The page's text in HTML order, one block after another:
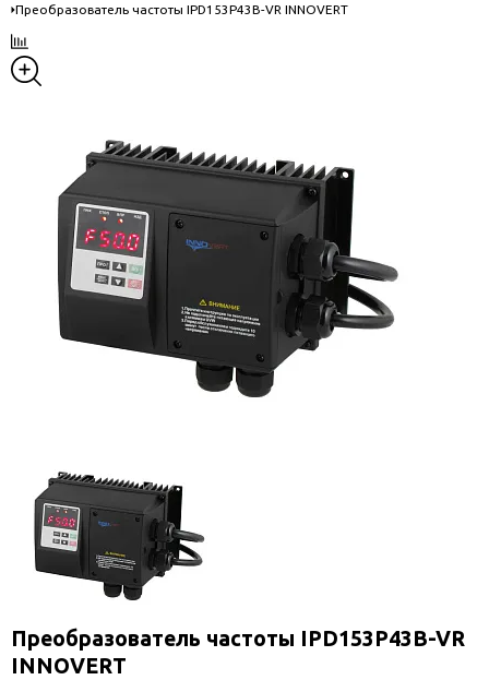
Преобразователь частоты IPD153P43B-VR INNOVERT
Преобразователь частоты IPD153P43B-VR
INNOVERT